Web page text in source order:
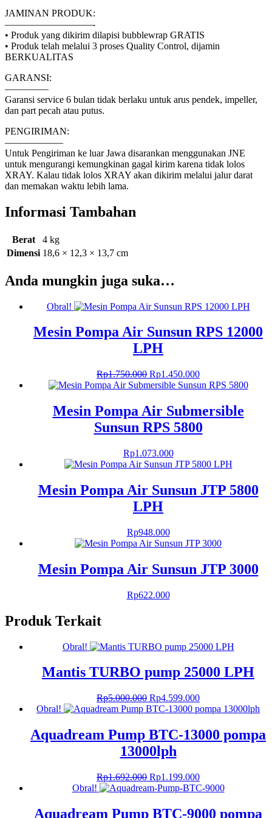
JAMINAN PRODUK:
—————————-
• Produk yang dikirim dilapisi bubblewrap GRATIS
• Produk telah melalui 3 proses Quality Control, dijamin
BERKUALITAS
GARANSI:
————–
Garansi service 6 bulan tidak berlaku untuk arus pendek, impeller,
dan part pecah atau putus.
PENGIRIMAN:
——————
Untuk Pengiriman ke luar Jawa disarankan menggunakan JNE
untuk mengurangi kemungkinan gagal kirim karena tidak lolos
XRAY. Kalau tidak lolos XRAY akan dikirim melalui jalur darat
dan memakan waktu lebih lama.
Informasi Tambahan
Berat
4 kg
Dimensi 18,6 × 12,3 × 13,7 cm
Anda mungkin juga suka…
Obral!
Mesin Pompa Air Sunsun RPS 12000
LPH
Rp1.750.000 Harga
aslinya
Rp1.750.000.
Rp1.450.000Harga
saat
adalah:
Rp1.450.000.
Mesin Pompa Air Submersible
Sunsun RPS 5800
Rp1.073.000
Mesin Pompa Air Sunsun JTP 5800
LPH
Rp948.000
Mesin Pompa Air Sunsun JTP 3000
Rp622.000
Produk Terkait
Obral!
Mantis TURBO pump 25000 LPH
Rp5.000.000 Harga
aslinya
Rp5.000.000.
Rp4.599.000Harga
saat
adalah:
Rp4.599.000.
Obral!
Aquadream Pump BTC-13000 pompa
13000lph
Rp1.692.000 Harga
aslinya
Rp1.692.000.
Rp1.199.000Harga
saat
adalah:
Obral!
Aquadream Pump BTC-9000 pompa